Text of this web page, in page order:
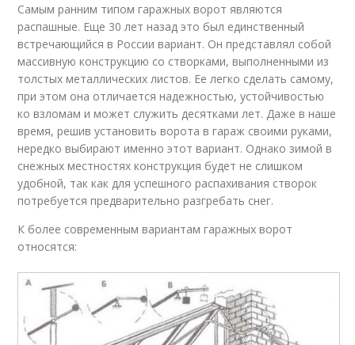
Самым ранним типом гаражных ворот являются
распашные. Еще 30 лет назад это был единственный
встречающийся в России вариант. Он представлял собой
массивную конструкцию со створками, выполненными из
толстых металлических листов. Ее легко сделать самому,
при этом она отличается надежностью, устойчивостью
ко взломам и может служить десятками лет. Даже в наше
время, решив установить ворота в гараж своими руками,
нередко выбирают именно этот вариант. Однако зимой в
снежных местностях конструкция будет не слишком
удобной, так как для успешного распахивания створок
потребуется предварительно разгребать снег.
К более современным вариантам гаражных ворот
относятся: